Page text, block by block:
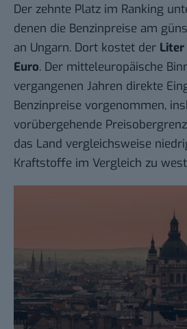
Der zehnte Platz im Ranking
denen die Benzinpreise am
an Ungarn. Dort kostet der Liter
Euro. Der mitteleuropäische
vergangenen Jahren direkte
Benzinpreise vorgenommen,
vorübergehende
das Land vergleichsweise
Kraftstoffe im Vergleich zu